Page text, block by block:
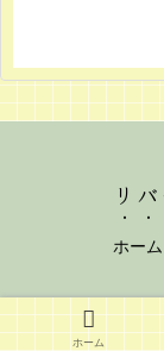
リ
ホーム
©
ホーム